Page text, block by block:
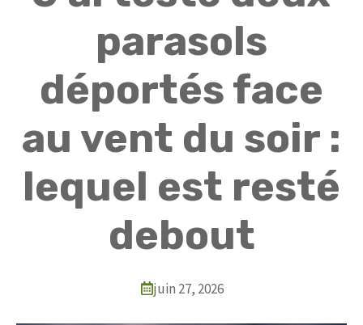
parasols
déportés face
au vent du soir :
lequel est resté
debout
juin 27, 2026